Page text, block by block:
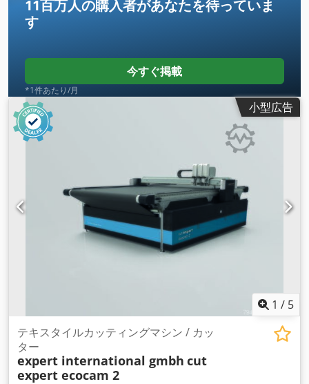
11百万人の購入者があなたを待っていま
す
今すぐ掲載
*1件あたり/月
小型広告
1 / 5
テキスタイルカッティングマシン / カッ
ター
expert international gmbh cut
expert ecocam 2